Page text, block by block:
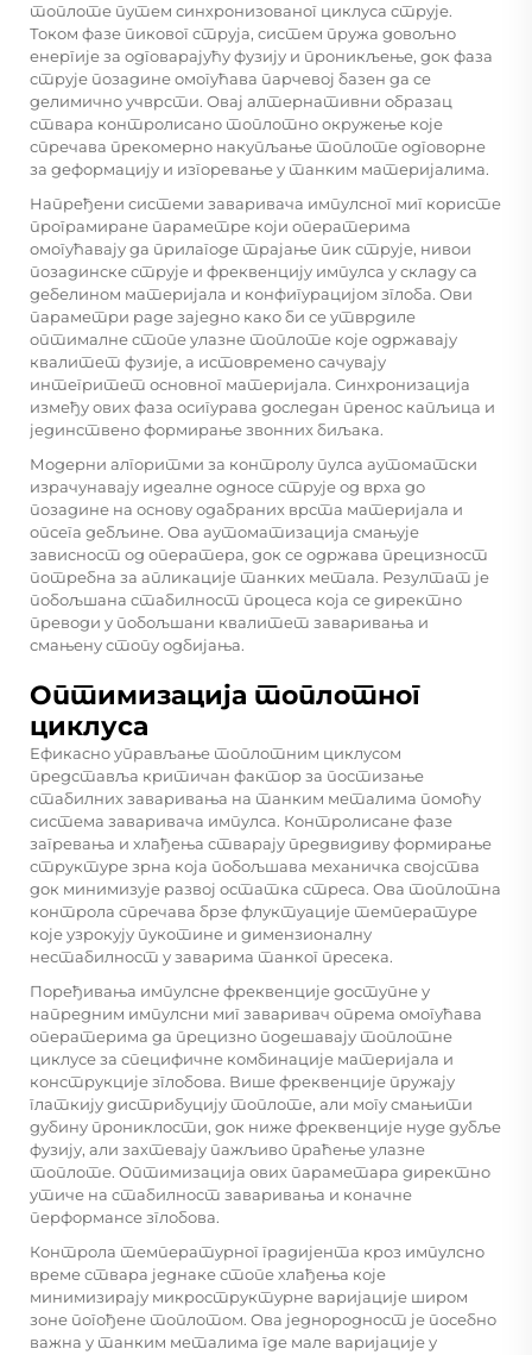
топлоте путем синхронизованог циклуса струје.
Током фазе пиковог струја, систем пружа довољно
енергије за одговарајућу фузију и проникљење, док фаза
струје позадине омогућава парчевој базен да се
делимично учврсти. Овај алтернативни образац
ствара контролисано топлотно окружење које
спречава прекомерно накупљање топлоте одговорне
за деформацију и изгоревање у танким материјалима.
Напређени системи заваривача импулсног миг користе
програмиране параметре који оператерима
омогућавају да прилагоде трајање пик струје, нивои
позадинске струје и фреквенцију импулса у складу са
дебелином материјала и конфигурацијом зглоба. Ови
параметри раде заједно како би се утврдиле
оптималне стопе улазне топлоте које одржавају
квалитет фузије, а истовремено сачувају
интегритет основног материјала. Синхронизација
између ових фаза осигурава доследан пренос капљица и
јединствено формирање звонних биљака.
Модерни алгоритми за контролу пулса аутоматски
израчунавају идеалне односе струје од врха до
позадине на основу одабраних врста материјала и
опсега дебљине. Ова аутоматизација смањује
зависност од оператера, док се одржава прецизност
потребна за апликације танких метала. Резултат је
побољшана стабилност процеса која се директно
преводи у побољшани квалитет заваривања и
смањену стопу одбијања.
Оптимизација топлотног
циклуса
Ефикасно управљање топлотним циклусом
представља критичан фактор за постизање
стабилних заваривања на танким металима помоћу
система заваривача импулса. Контролисане фазе
загревања и хлађења стварају предвидиву формирање
структуре зрна која побољшава механичка својства
док минимизује развој остатка стреса. Ова топлотна
контрола спречава брзе флуктуације температуре
које узрокују пукотине и димензионалну
нестабилност у заварима танког пресека.
Поређивања импулсне фреквенције доступне у
напредним импулсни миг заваривач опрема омогућава
оператерима да прецизно подешавају топлотне
циклусе за специфичне комбинације материјала и
конструкције зглобова. Више фреквенције пружају
глаткију дистрибуцију топлоте, али могу смањити
дубину прониклости, док ниже фреквенције нуде дубље
фузију, али захтевају пажљиво праћење улазне
топлоте. Оптимизација ових параметара директно
утиче на стабилност заваривања и коначне
перформансе зглобова.
Контрола температурног градијента кроз импулсно
време ствара једнаке стопе хлађења које
минимизирају микроструктурне варијације широм
зоне погођене топлотом. Ова једнородност је посебно
важна у танким металима где мале варијације у